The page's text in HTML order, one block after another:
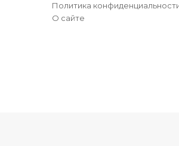
Политика
О сайте